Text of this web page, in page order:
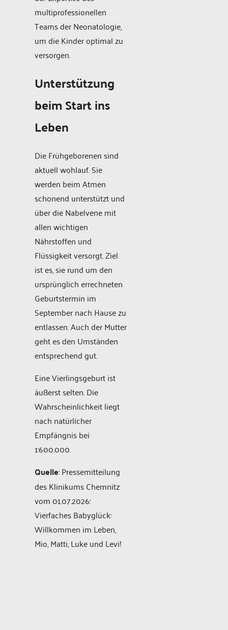
multiprofessionellen
Teams der Neonatologie,
um die Kinder optimal zu
versorgen.
Unterstützung
beim Start ins
Leben
Die Frühgeborenen sind
aktuell wohlauf. Sie
werden beim Atmen
schonend unterstützt und
über die Nabelvene mit
allen wichtigen
Nährstoffen und
Flüssigkeit versorgt. Ziel
ist es, sie rund um den
ursprünglich errechneten
Geburtstermin im
September nach Hause zu
entlassen. Auch der Mutter
geht es den Umständen
entsprechend gut.
Eine Vierlingsgeburt ist
äußerst selten. Die
Wahrscheinlichkeit liegt
nach natürlicher
Empfängnis bei
1:600.000.
Quelle: Pressemitteilung
des Klinikums Chemnitz
vom 01.07.2026:
Vierfaches Babyglück:
Willkommen im Leben,
Mio, Matti, Luke und Levi!